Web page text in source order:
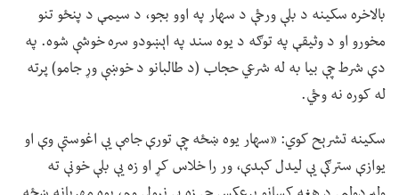
بالاخره سکینه د بلې ورځې د سهار په اوو بجو، د سیمې د پنځو تنو
مخورو او د وثیقې په توګه د یوه سند په اېښودو سره خوشې شوه. په
دې شرط چې بیا به له شرعي حجاب (د طالبانو د خوښې وړ جامو) پرته
له کوره نه وځي.
سکینه تشرېح کوي: «سهار یوه ښځه چې تورې جامې یې اغوستې وې او
یوازې سترګې یې لیدل کېدې، ور را خلاس کړ او زه یې بلې خونې ته